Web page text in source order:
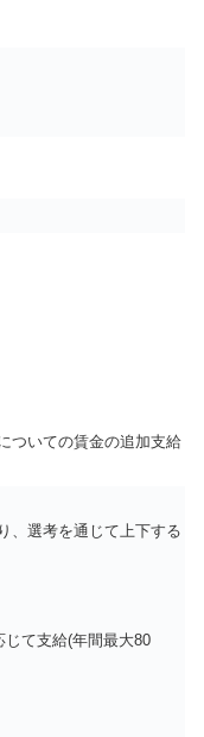
ついての賃金の追加支給
、選考を通じて上下する
て支給(年間最大80